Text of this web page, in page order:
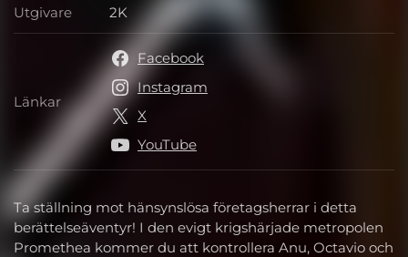
Ta ställning mot hänsynslösa företagsherrar i detta
berättelseäventyr! I den evigt krigshärjade metropolen
Promethea kommer du att kontrollera Anu, Octavio och
Utgivare Utgivare
2K
Länkar Länkar
Facebook
Instagram
X
YouTube